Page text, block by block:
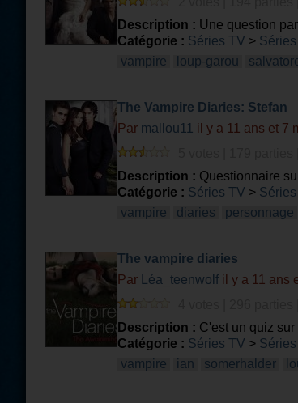
Description : Une question
Catégorie : Séries TV >
vampire
loup-garou
The Vampire Diaries: Stefan
Par mallou11 il y a 11 ans et 7
Description : Questionnaire
Catégorie : Séries TV >
vampire
diaries personnage
The vampire diaries
Par
Léa_teenwolf il y a 11 ans
Description : C'est un quiz
Catégorie : Séries TV >
vampire
ian somerhalder